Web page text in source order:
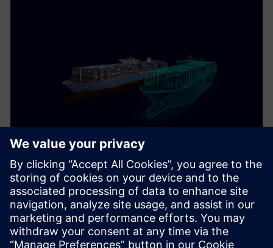
分析师报告
2030 年的船舶行业：应对现今的
挑战
航运可持续发展将是 2030 年船舶行业的核心所在。
阅读我们免费提供的分析师报告，了解如何利用数字